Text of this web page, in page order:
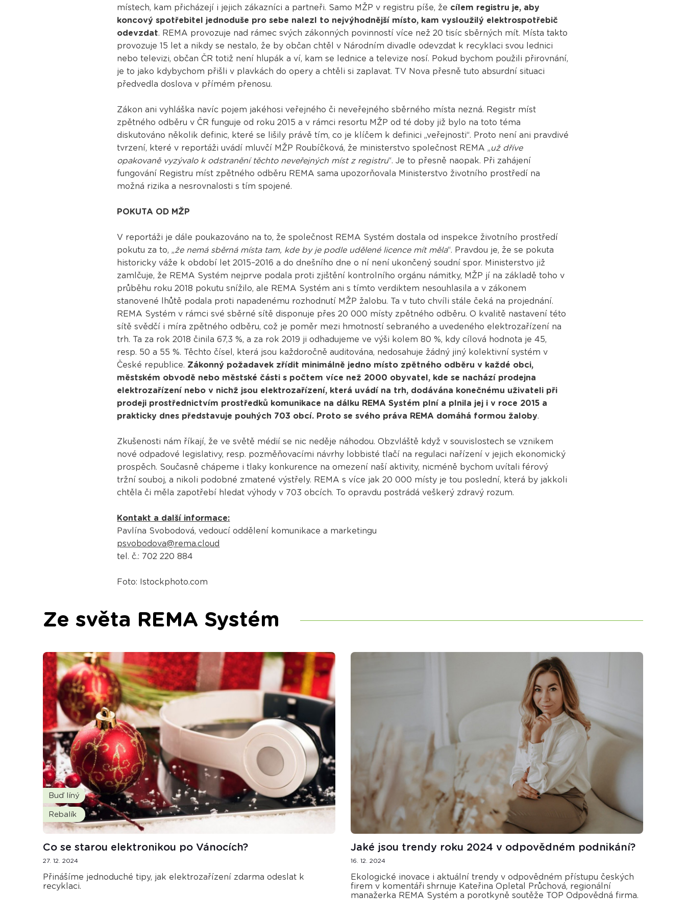
místech, kam přicházejí i jejich zákazníci a partneři. Samo MŽP v registru píše, že cílem registru je, aby
koncový spotřebitel jednoduše pro sebe nalezl to nejvýhodnější místo, kam vysloužilý elektrospotřebič
odevzdat. REMA provozuje nad rámec svých zákonných povinností více než 20 tisíc sběrných mít. Místa takto
provozuje 15 let a nikdy se nestalo, že by občan chtěl v Národním divadle odevzdat k recyklaci svou lednici
nebo televizi, občan ČR totiž není hlupák a ví, kam se lednice a televize nosí. Pokud bychom použili přirovnání,
je to jako kdybychom přišli v plavkách do opery a chtěli si zaplavat. TV Nova přesně tuto absurdní situaci
předvedla doslova v přímém přenosu.
Zákon ani vyhláška navíc pojem jakéhosi veřejného či neveřejného sběrného místa nezná. Registr míst
zpětného odběru v ČR funguje od roku 2015 a v rámci resortu MŽP od té doby již bylo na toto téma
diskutováno několik definic, které se lišily právě tím, co je klíčem k definici „veřejnosti“. Proto není ani pravdivé
tvrzení, které v reportáži uvádí mluvčí MŽP Roubíčková, že ministerstvo společnost REMA „už dříve
opakovaně vyzývalo k odstranění těchto neveřejných míst z registru“. Je to přesně naopak. Při zahájení
fungování Registru míst zpětného odběru REMA sama upozorňovala Ministerstvo životního prostředí na
možná rizika a nesrovnalosti s tím spojené.
POKUTA OD MŽP
V reportáži je dále poukazováno na to, že společnost REMA Systém dostala od inspekce životního prostředí
pokutu za to, „že nemá sběrná místa tam, kde by je podle udělené licence mít měla“. Pravdou je, že se pokuta
historicky váže k období let 2015–2016 a do dnešního dne o ní není ukončený soudní spor. Ministerstvo již
zamlčuje, že REMA Systém nejprve podala proti zjištění kontrolního orgánu námitky, MŽP jí na základě toho v
průběhu roku 2018 pokutu snížilo, ale REMA Systém ani s tímto verdiktem nesouhlasila a v zákonem
stanovené lhůtě podala proti napadenému rozhodnutí MŽP žalobu. Ta v tuto chvíli stále čeká na projednání.
REMA Systém v rámci své sběrné sítě disponuje přes 20 000 místy zpětného odběru. O kvalitě nastavení této
sítě svědčí i míra zpětného odběru, což je poměr mezi hmotností sebraného a uvedeného elektrozařízení na
trh. Ta za rok 2018 činila 67,3 %, a za rok 2019 ji odhadujeme ve výši kolem 80 %, kdy cílová hodnota je 45,
resp. 50 a 55 %. Těchto čísel, která jsou každoročně auditována, nedosahuje žádný jiný kolektivní systém v
České republice. Zákonný požadavek zřídit minimálně jedno místo zpětného odběru v každé obci,
městském obvodě nebo městské části s počtem více než 2000 obyvatel, kde se nachází prodejna
elektrozařízení nebo v nichž jsou elektrozařízení, která uvádí na trh, dodávána konečnému uživateli při
prodeji prostřednictvím prostředků komunikace na dálku REMA Systém plní a plnila jej i v roce 2015 a
prakticky dnes představuje pouhých 703 obcí. Proto se svého práva REMA domáhá formou žaloby.
Zkušenosti nám říkají, že ve světě médií se nic neděje náhodou. Obzvláště když v souvislostech se vznikem
nové odpadové legislativy, resp. pozměňovacími návrhy lobbisté tlačí na regulaci nařízení v jejich ekonomický
prospěch. Současně chápeme i tlaky konkurence na omezení naší aktivity, nicméně bychom uvítali férový
tržní souboj, a nikoli podobné zmatené výstřely. REMA s více jak 20 000 místy je tou poslední, která by jakkoli
chtěla či měla zapotřebí hledat výhody v 703 obcích. To opravdu postrádá veškerý zdravý rozum.
Kontakt a další informace:
Pavlína Svobodová, vedoucí oddělení komunikace a marketingu
psvobodova@rema.cloud
tel. č.: 702 220 884
Foto: Istockphoto.com
Ze světa REMA Systém
Buď líný
Rebalík
Co se starou elektronikou po Vánocích?
27. 12. 2024
Přinášíme jednoduché tipy, jak elektrozařízení zdarma odeslat k
recyklaci.
Jaké jsou trendy roku 2024 v odpovědném podnikání?
16. 12. 2024
Ekologické inovace i aktuální trendy v odpovědném přístupu českých
firem v komentáři shrnuje Kateřina Opletal Průchová, regionální
manažerka REMA Systém a porotkyně soutěže TOP Odpovědná firma.